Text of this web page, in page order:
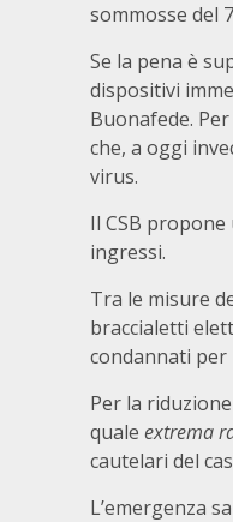
sommosse del
Se la pena è
dispositivi
Buonafede.
che, a oggi
virus.
Il CSB
ingressi.
Tra le misure
braccialetti
condannati per
Per la
quale extrema
cautelari del
L’emergenza